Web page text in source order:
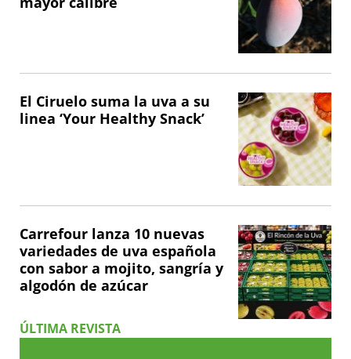
El Ciruelo suma la uva a su
linea ‘Your Healthy Snack’
Carrefour lanza 10 nuevas
variedades de uva española
con sabor a mojito, sangría y
algodón de azúcar
ÚLTIMA REVISTA